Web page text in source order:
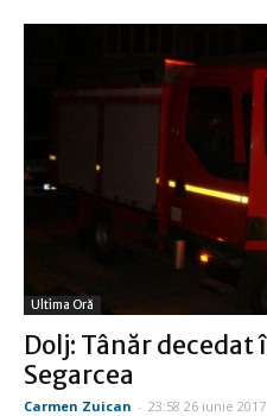
Ultima Oră
Dolj: Tânăr decedat
Segarcea
Carmen Zuican - 23:58 26 iunie 2017